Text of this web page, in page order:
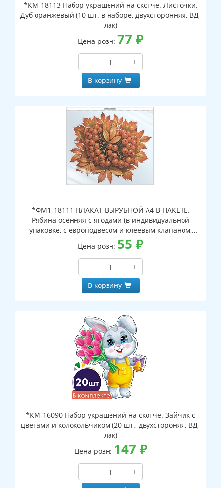
*КМ-18113 Набор украшений на скотче. Листочки.
Дуб оранжевый (10 шт. в наборе, двухсторонняя, ВД-
лак)
Цена розн: 77 ₽
−
+
В корзину
*ФМ1-18111 ПЛАКАТ ВЫРУБНОЙ А4 В ПАКЕТЕ.
Рябина осенняя с ягодами (в индивидуальной
упаковке, с европодвесом и клеевым клапаном,
двухсторонний, ВД-лак)
Цена розн: 55 ₽
−
+
В корзину
*КМ-16090 Набор украшений на скотче. Зайчик с
цветами и колокольчиком (20 шт., двухстороняя, ВД-
лак)
Цена розн: 147 ₽
−
+